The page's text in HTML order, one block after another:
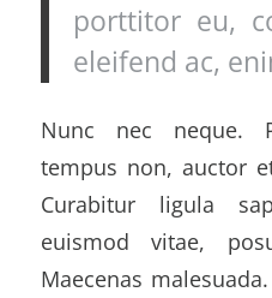
porttitor eu,
eleifend ac,
Nunc nec neque.
tempus non, auctor
Curabitur ligula
euismod vitae,
Maecenas